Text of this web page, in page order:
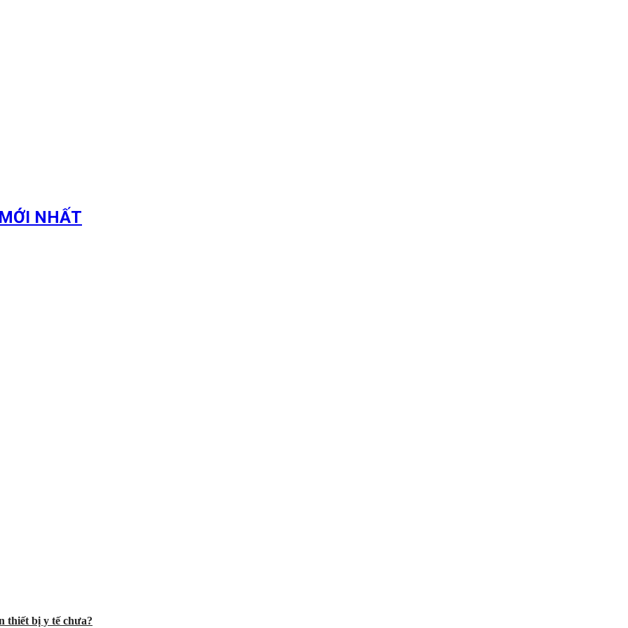
NHẤT
thiết bị y tế chưa?